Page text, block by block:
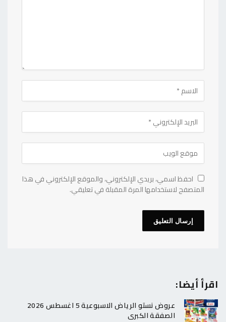
احفظ اسمي، بريدي الإلكتروني، والموقع الإلكتروني في هذا
المتصفح لاستخدامها المرة المقبلة في تعليقي.
اقرأ أيضا:
عروض نستو الرياض الاسبوعية 5 اغسطس 2026
الصفقة الكبرى